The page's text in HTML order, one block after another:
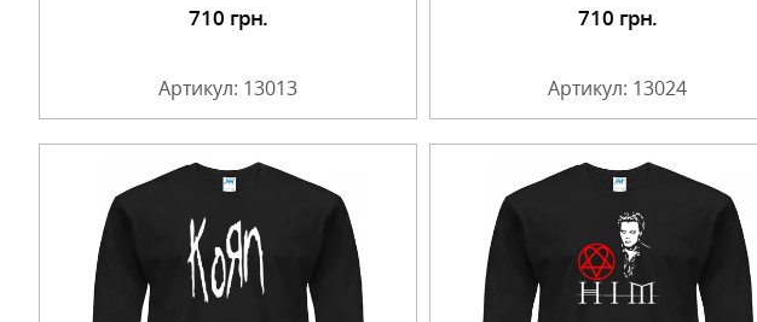
710 грн.
Артикул: 13013
Подробнее 710 грн.
Артикул: 13024
Подробнее